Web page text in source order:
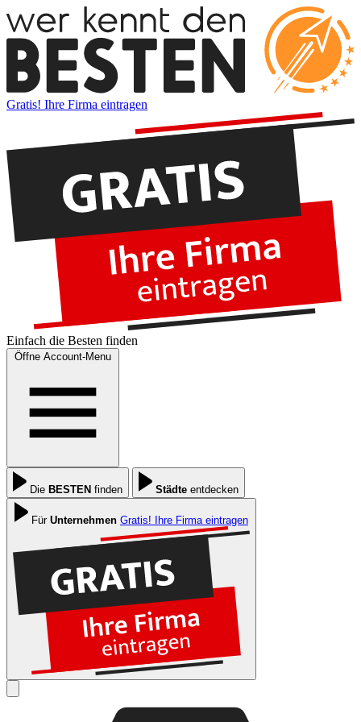
Gratis! Ihre Firma eintragen
Einfach die Besten finden
Öffne Account-Menu
Die BESTEN finden Städte entdecken
Für Unternehmen Gratis! Ihre Firma eintragen